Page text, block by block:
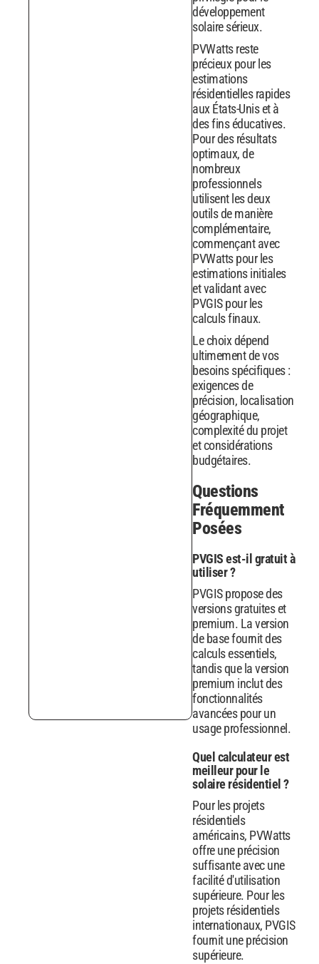
développement
solaire sérieux.
PVWatts reste
précieux pour les
estimations
résidentielles rapides
aux États-Unis et à
des fins éducatives.
Pour des résultats
optimaux, de
nombreux
professionnels
utilisent les deux
outils de manière
complémentaire,
commençant avec
PVWatts pour les
estimations initiales
et validant avec
PVGIS pour les
calculs finaux.
Le choix dépend
ultimement de vos
besoins spécifiques :
exigences de
précision, localisation
géographique,
complexité du projet
et considérations
budgétaires.
Questions
Fréquemment
Posées
PVGIS est-il gratuit à
utiliser ?
PVGIS propose des
versions gratuites et
premium. La version
de base fournit des
calculs essentiels,
tandis que la version
premium inclut des
fonctionnalités
avancées pour un
usage professionnel.
Quel calculateur est
meilleur pour le
solaire résidentiel ?
Pour les projets
résidentiels
américains, PVWatts
offre une précision
suffisante avec une
facilité d'utilisation
supérieure. Pour les
projets résidentiels
internationaux, PVGIS
fournit une précision
supérieure.